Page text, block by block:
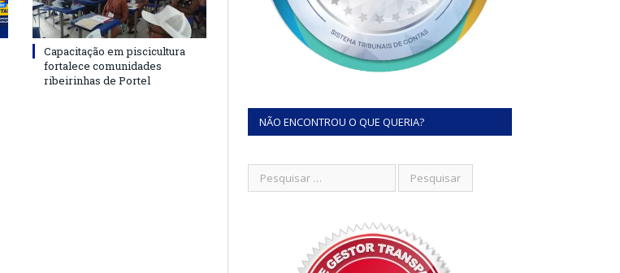
Capacitação em piscicultura
fortalece comunidades
ribeirinhas de Portel
NÃO ENCONTROU O QUE QUERIA?